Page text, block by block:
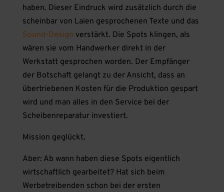
haben. Dieser Eindruck wird zusätzlich durch die
scheinbar von Laien gesprochenen Texte und das
Sound-Design verstärkt. Die Spots klingen, als
wären sie vom Handwerker direkt in der
Werkstatt gesprochen worden. Der Empfänger
der Botschaft gelangt zu der Ansicht, dass an
übertriebenen Kosten für die Produktion gespart
wird und man alles in den Service bei der
Scheibenreparatur investiert.
Mission geglückt.
Aber: Ab wann haben diese Spots eigentlich
wirtschaftlich gearbeitet? Hat sich beim
Werbetreibenden schon bei der ersten